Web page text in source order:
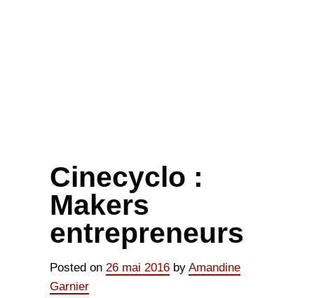
Cinecyclo :
Makers
entrepreneurs
Posted on 26 mai 2016 by Amandine
Garnier